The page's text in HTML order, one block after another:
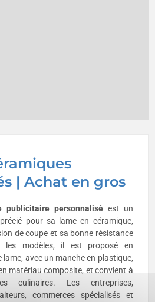
| Achat en gros
publicitaire personnaliséest un
pour sa lame en céramique,
de coupe et sa bonne résistance
les modèles, il est proposé en
avec un manche en plastique,
matériau composite, et convient à
culinaires. Les entreprises,
commerces spécialisés et